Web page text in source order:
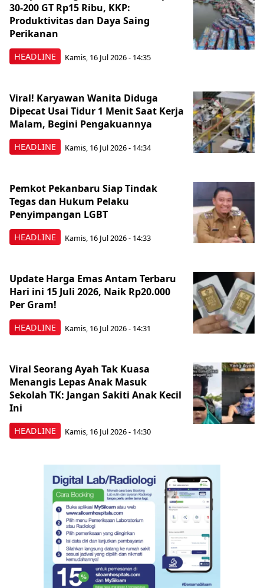
HEADLINE
30-200 GT Rp15 Ribu, KKP:
Produktivitas dan Daya Saing
Perikanan
Kamis, 16 Jul 2026 - 14:35
HEADLINE
Viral! Karyawan Wanita Diduga
Dipecat Usai Tidur 1 Menit Saat Kerja
Malam, Begini Pengakuannya
Kamis, 16 Jul 2026 - 14:34
HEADLINE
Pemkot Pekanbaru Siap Tindak
Tegas dan Hukum Pelaku
Penyimpangan LGBT
Kamis, 16 Jul 2026 - 14:33
HEADLINE
Update Harga Emas Antam Terbaru
Hari ini 15 Juli 2026, Naik Rp20.000
Per Gram!
Kamis, 16 Jul 2026 - 14:31
HEADLINE
Viral Seorang Ayah Tak Kuasa
Menangis Lepas Anak Masuk
Sekolah TK: Jangan Sakiti Anak Kecil
Ini
Kamis, 16 Jul 2026 - 14:30